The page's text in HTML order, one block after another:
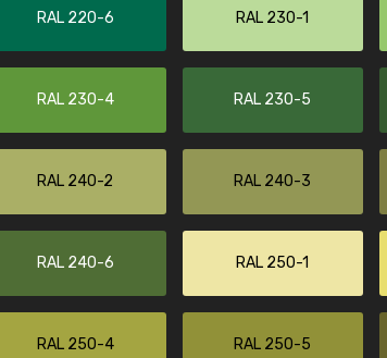
RAL 220-6 RAL 230-1
RAL 230-4 RAL 230-5
RAL 240-2 RAL 240-3
RAL 240-6 RAL 250-1
RAL 250-4 RAL 250-5